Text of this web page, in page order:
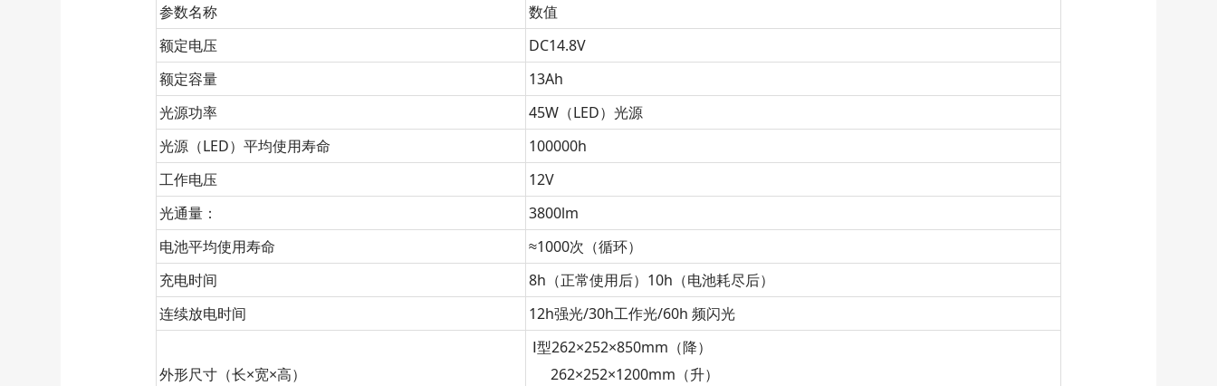
参数名称
数值
额定电压
DC14.8V
额定容量
13Ah
光源功率
45W（LED）光源
光源（LED）平均使用寿命
100000h
工作电压
12V
光通量：
3800lm
电池平均使用寿命
≈1000次（循环）
充电时间
8h（正常使用后）10h（电池耗尽后）
连续放电时间
12h强光/30h工作光/60h 频闪光
外形尺寸（长×宽×高）
Ⅰ型262×252×850mm（降）
262×252×1200mm（升）